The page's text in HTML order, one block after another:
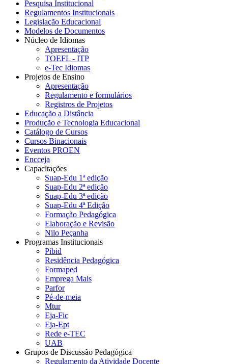
Pesquisa Institucional
Regulamentos Institucionais
Legislação Educacional
Modelos de Documentos
Núcleo de Idiomas
Apresentação
TOEFL - ITP
e-Tec Idiomas
Projetos de Ensino
Apresentação
Regulamento e formulários
Registros de Projetos
Educação a Distância
Produção e Tecnologia Educacional
Catálogo de Cursos
Cursos Binacionais
Eventos PROEN
Encceja
Capacitações
Suap-Edu 1ª edição
Suap-Edu 2ª edição
Suap-Edu 3ª edição
Suap-Edu 4ª Edição
Formação Pedagógica
Elaboração e Revisão
Nilo Peçanha
Programas Institucionais
Pibid
Residência Pedagógica
Formaped
Emprega Mais
Parfor
Pé-de-meia
Mtur
Eja-Fic
Eja-Ept
Rede e-TEC
UAB
Grupos de Discussão Pedagógica
Regulamento da Atividade Docente